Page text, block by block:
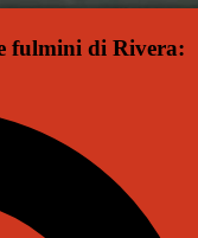
fulmini di Rivera: